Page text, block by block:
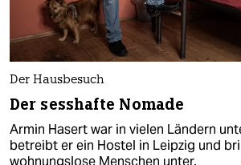
Der Hausbesuch
Der sesshafte Nomade
Armin Hasert war in vielen Ländern
betreibt er ein Hostel in Leipzig und